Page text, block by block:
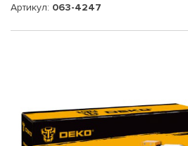
Артикул: 063-4247